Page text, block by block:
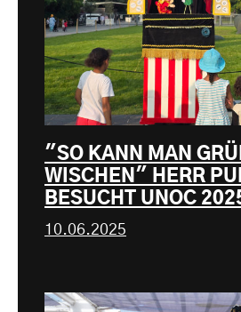
"SO KANN MAN
WISCHEN" HERR
BESUCHT UNOC
10.06.2025